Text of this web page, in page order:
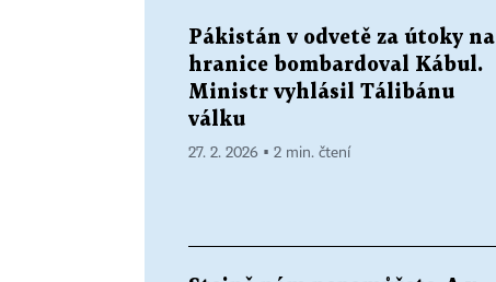
Pákistán v odvetě za útoky na
hranice bombardoval Kábul.
Ministr vyhlásil Tálibánu
válku
27. 2. 2026 ▪ 2 min. čtení